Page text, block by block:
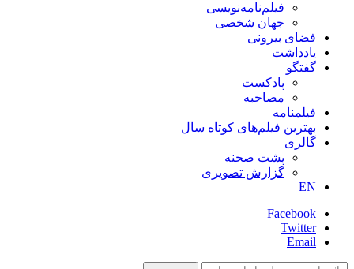
فیلم‌نامه‌نویسی
جهان شخصی
فضای بیرونی
یادداشت
گفتگو
پادکست
مصاحبه
فیلمنامه
بهترین فیلم‌های کوتاه سال
گالری
پشت صحنه
گزارش تصویری
EN
Facebook
Twitter
Email